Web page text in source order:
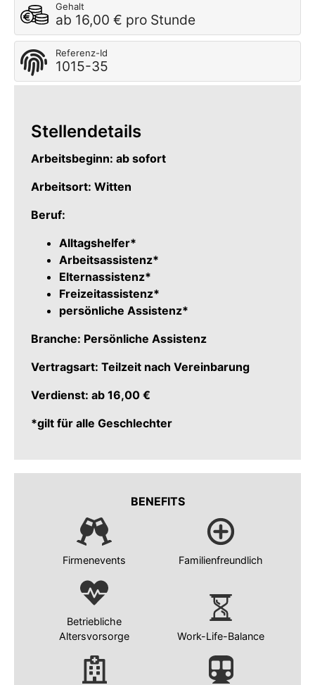
Gehalt
ab 16,00 € pro Stunde
Referenz-Id
1015-35
Stellendetails
Arbeitsbeginn: ab sofort
Arbeitsort: Witten
Beruf:
Alltagshelfer*
Arbeitsassistenz*
Elternassistenz*
Freizeitassistenz*
persönliche Assistenz*
Branche: Persönliche Assistenz
Vertragsart: Teilzeit nach Vereinbarung
Verdienst: ab 16,00 €
*gilt für alle Geschlechter
BENEFITS
Firmenevents Familienfreundlich
Betriebliche
Altersvorsorge
Work-Life-Balance